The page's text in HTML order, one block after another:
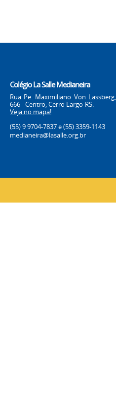
Colégio La Salle Medianeira
Rua Pe. Maximiliano Von Lassberg,
666 - Centro, Cerro Largo-RS.
Veja no mapa!
(55) 9 9704-7837e (55) 3359-1143
medianeira@lasalle.org.br